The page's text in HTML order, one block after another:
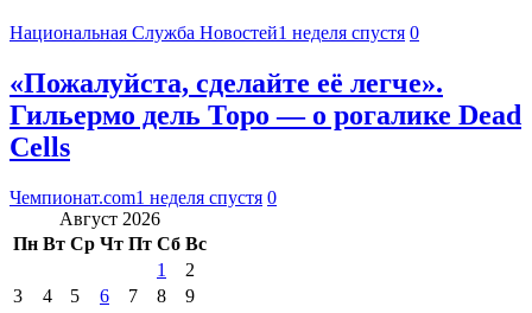
Национальная Служба Новостей1 неделя спустя 0
«Пожалуйста, сделайте её легче».
Гильермо дель Торо — о рогалике Dead
Cells
Чемпионат.com1 неделя спустя 0
Август 2026
Пн Вт Ср Чт Пт Сб Вс
1
2
3
4 5 6 7 8
9